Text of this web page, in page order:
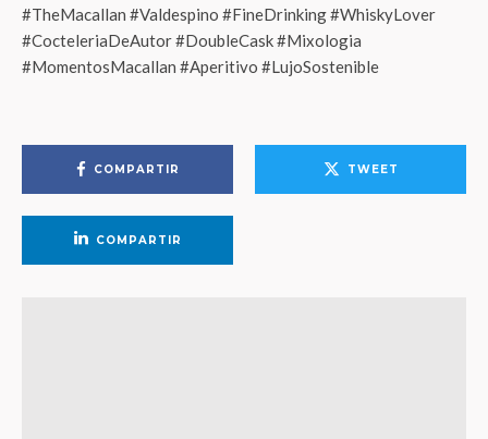
#TheMacallan #Valdespino #FineDrinking #WhiskyLover
#CocteleriaDeAutor #DoubleCask #Mixologia
#MomentosMacallan #Aperitivo #LujoSostenible
COMPARTIR TWEET
COMPARTIR